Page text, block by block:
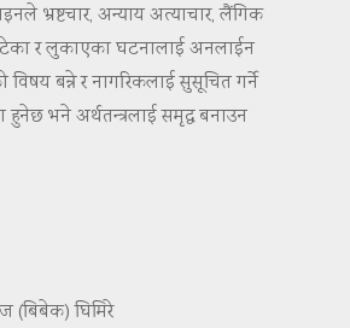
भ्रष्टचार, अन्याय अत्याचार, लैंगिक
र लुकाएका घटनालाई अनलाईन
विषय बन्ने र नागरिकलाई सुसूचित गर्ने
हुनेछ भने अर्थतन्त्रलाई समृद्ध बनाउन
(बिबेक) घिमिरे